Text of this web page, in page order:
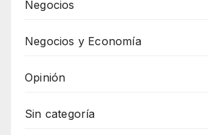
Negocios
Negocios y Economía
Opinión
Sin categoría